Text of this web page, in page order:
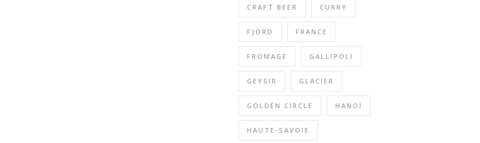
CRAFT BEER CURRY
FJORD FRANCE
FROMAGE GALLIPOLI
GEYSIR GLACIER
GOLDEN CIRCLE HANOÏ
HAUTE-SAVOIE